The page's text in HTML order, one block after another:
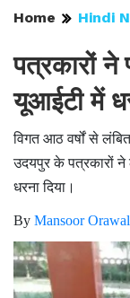
Home Hindi
पत्रकारों
यूआईटी में
विगत आठ वर्षों से
उदयपुर के पत्रकारों
धरना दिया।
By Mansoor